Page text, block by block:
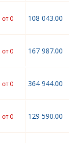
от 0 108 043.00
от 0 167 987.00
от 0 364 944.00
от 0 129 590.00